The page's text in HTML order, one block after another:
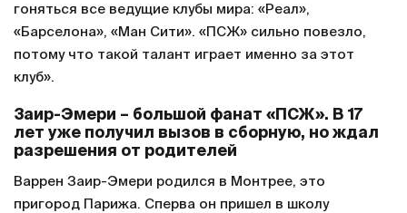
гоняться все ведущие клубы мира: «Реал»,
«Барселона», «Ман Сити». «ПСЖ» сильно повезло,
потому что такой талант играет именно за этот
клуб».
Заир-Эмери – большой фанат «ПСЖ». В 17
лет уже получил вызов в сборную, но ждал
разрешения от родителей
Варрен Заир-Эмери родился в Монтрее, это
пригород Парижа. Сперва он пришел в школу